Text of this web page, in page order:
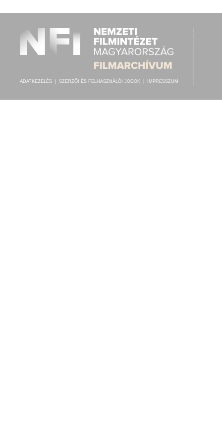
ELŐADÓ: RÓZSA S. LAJOS BERKES BÉLA IFJ. CIGÁNYZENEKARA
ADATKEZELÉS SZERZŐI ÉS FELHASZNÁLÓI JOGOK IMPRESSZUM